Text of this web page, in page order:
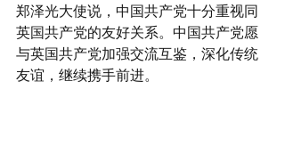
郑泽光大使说，中国共产党十分重视同
英国共产党的友好关系。中国共产党愿
与英国共产党加强交流互鉴，深化传统
友谊，继续携手前进。